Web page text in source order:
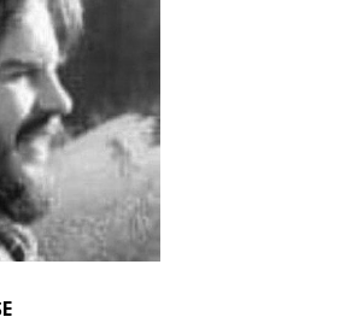
Derkenar
Sivil Toplum
Kültür - Sanat
Ekonomi